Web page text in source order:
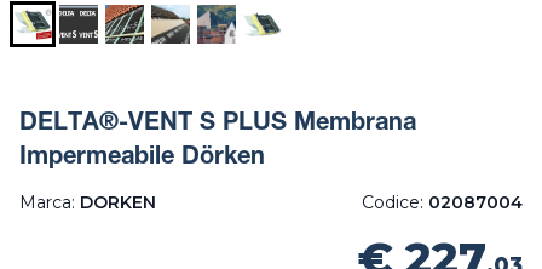
DELTA®-VENT S PLUS Membrana
Impermeabile Dörken
Marca: DORKEN Codice: 02087004
€ 227